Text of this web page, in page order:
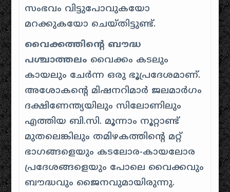
സംഭവം വിട്ടുപോവുകയോ
മറക്കുകയോ ചെയ്തിട്ടുണ്ട്.
വൈക്കത്തിന്റെ ബൗദ്ധ
പശ്ചാത്തലം വൈക്കം കടലും
കായലും ചേർന്ന ഒരു ഭൂപ്രദേശമാണ്.
അശോകന്റെ മിഷനറിമാർ ജലമാർഗം
ദക്ഷിണേന്ത്യയിലും സിലോണിലും
എത്തിയ ബി.സി. മൂന്നാം നൂറ്റാണ്ട്
മുതലെങ്കിലും തമിഴകത്തിന്റെ മറ്റ്
ഭാഗങ്ങളെയും കടലോര-കായലോര
പ്രദേശങ്ങളെയും പോലെ വൈക്കവും
ബൗദ്ധവും ജൈനവുമായിരുന്നു.